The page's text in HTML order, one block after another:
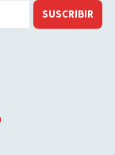
SUSCRIBIR